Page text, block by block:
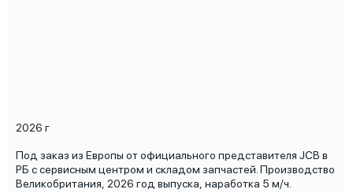
2026 г
Под заказ из Европы от официального представителя JCB в
РБ с сервисным центром и складом запчастей. Производство
Великобритания, 2026 год выпуска, наработка 5 м/ч.